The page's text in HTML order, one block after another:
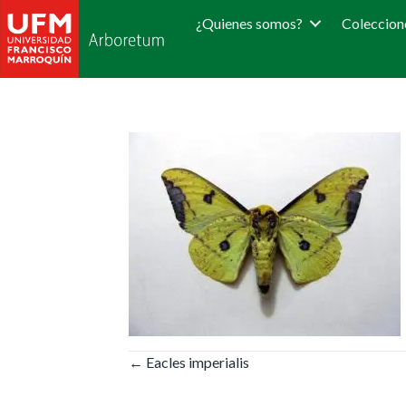
¿Quienes somos?
Posts
← Eacles imperialis